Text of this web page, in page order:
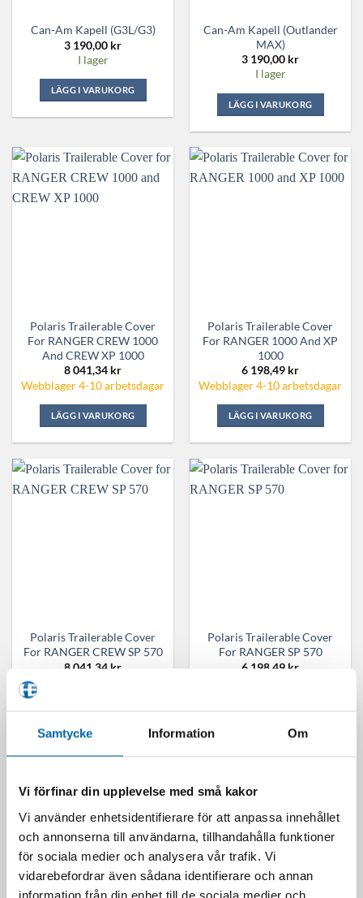
Samtycke Information Om
Vi förfinar din upplevelse med små kakor
Vi använder enhetsidentifierare för att anpassa innehållet
och annonserna till användarna, tillhandahålla funktioner
för sociala medier och analysera vår trafik. Vi
vidarebefordrar även sådana identifierare och annan
information från din enhet till de sociala medier och
Can-Am Kapell (G3L/G3)
3 190,00 kr
I lager
LÄGG I VARUKORG
Can-Am Kapell (Outlander
MAX)
3 190,00 kr
I lager
LÄGG I VARUKORG
Polaris Trailerable Cover
For RANGER CREW 1000
And CREW XP 1000
8 041,34 kr
Webblager 4-10 arbetsdagar
LÄGG I VARUKORG
Polaris Trailerable Cover
For RANGER 1000 And XP
1000
6 198,49 kr
Webblager 4-10 arbetsdagar
LÄGG I VARUKORG
Polaris Trailerable Cover
For RANGER CREW SP 570
8 041,34kr
Webblager 4-10 arbetsdagar
Polaris Trailerable Cover
For RANGER SP 570
6 198,49kr